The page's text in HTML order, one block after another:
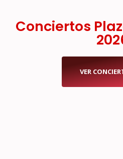
Conciertos
VER